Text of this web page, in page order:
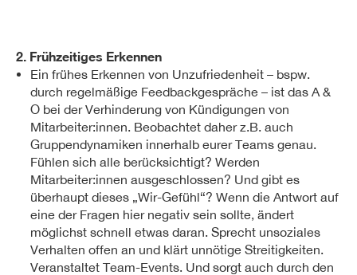
2. Frühzeitiges Erkennen
Ein frühes Erkennen von Unzufriedenheit – bspw.
durch regelmäßige Feedbackgespräche – ist das A &
O bei der Verhinderung von Kündigungen von
Mitarbeiter:innen. Beobachtet daher z.B. auch
Gruppendynamiken innerhalb eurer Teams genau.
Fühlen sich alle berücksichtigt? Werden
Mitarbeiter:innen ausgeschlossen? Und gibt es
überhaupt dieses „Wir-Gefühl“? Wenn die Antwort auf
eine der Fragen hier negativ sein sollte, ändert
möglichst schnell etwas daran. Sprecht unsoziales
Verhalten offen an und klärt unnötige Streitigkeiten.
Veranstaltet Team-Events. Und sorgt auch durch den